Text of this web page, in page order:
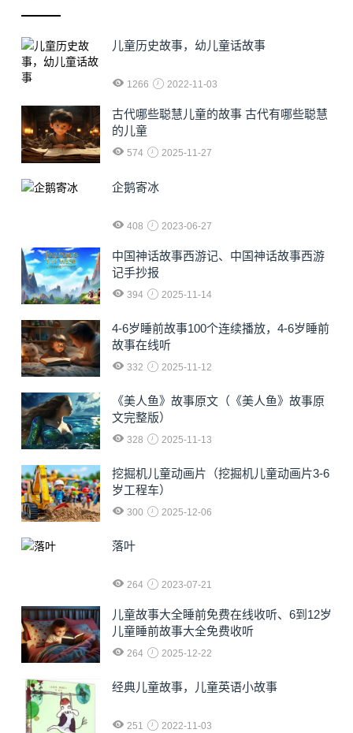
儿童历史故事，幼儿童话故事
1266 2022-11-03
古代哪些聪慧儿童的故事 古代有哪些聪慧
的儿童
574 2025-11-27
企鹅寄冰
408 2023-06-27
中国神话故事西游记、中国神话故事西游
记手抄报
394 2025-11-14
4-6岁睡前故事100个连续播放，4-6岁睡前
故事在线听
332 2025-11-12
《美人鱼》故事原文（《美人鱼》故事原
文完整版）
328 2025-11-13
挖掘机儿童动画片（挖掘机儿童动画片3-6
岁工程车）
300 2025-12-06
落叶
264 2023-07-21
儿童故事大全睡前免费在线收听、6到12岁
儿童睡前故事大全免费收听
264 2025-12-22
经典儿童故事，儿童英语小故事
251 2022-11-03